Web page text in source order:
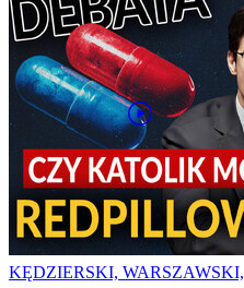
KĘDZIERSKI, WARSZAWSKI,